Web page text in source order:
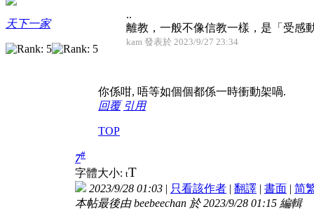
天下一家
..
離教，一般不像信教一樣，是「受感
kam 發表於 2023/9/27 23:34
你係咁, 唔等如個個都係一時衝動架喎.
回覆 引用
TOP
7#
字體大小: tT
2023/9/28 01:03 | 只看該作者 | 翻譯 | 書面 | 简
本帖最後由 beebeechan 於 2023/9/28 01:15 編輯